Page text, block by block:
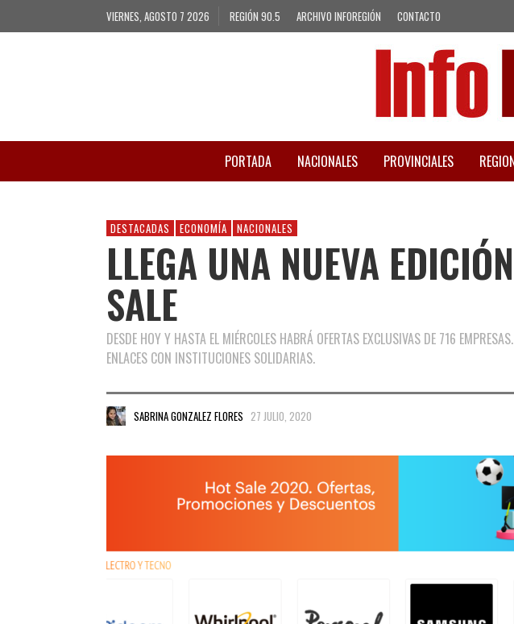
VIERNES, AGOSTO 7 2026 REGIÓN 90.5 ARCHIVO INFOREGIÓN CONTACTO
PORTADA NACIONALES PROVINCIALES
DESTACADAS ECONOMÍA NACIONALES
LLEGA UNA NUEVA
SALE
DESDE HOY Y HASTA EL MIÉRCOLES HABRÁ OFERTAS EXCLUSIVAS DE 716
ENLACES CON INSTITUCIONES SOLIDARIAS.
SABRINA GONZALEZ FLORES 27 JULIO, 2020